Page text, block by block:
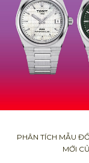
PHÂN TÍCH MẪU
MỚI